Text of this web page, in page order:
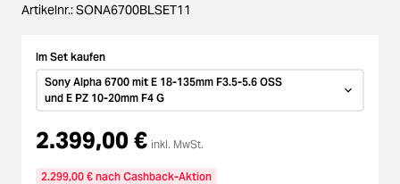
Loading...
Second Hand
Loading...
SALE
Loading...
Artikelnr.:SONA6700BLSET11
Im Set kaufen
Sony Alpha 6700 mit E 18-135mm F3.5-5.6 OSS
und E PZ 10-20mm F4 G
2.399,00 € inkl. MwSt.
2.299,00 € nach Cashback-Aktion